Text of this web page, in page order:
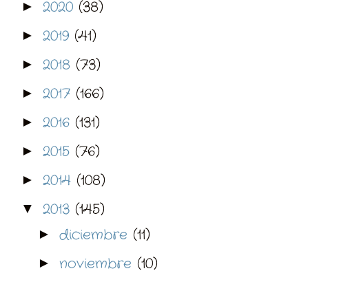
► 2020 (38)
► 2019 (41)
► 2018 (73)
► 2017 (166)
► 2016 (131)
► 2015 (76)
► 2014 (108)
▼ 2013 (145)
► diciembre (11)
► noviembre (10)